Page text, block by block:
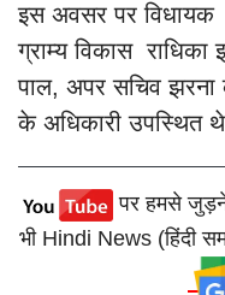
इस अवसर पर
ग्राम्य विकास
पाल, अपर सचिव झरना
के अधिकारी उपस्थित
पर हमसे
भी Hindi News (हिंदी